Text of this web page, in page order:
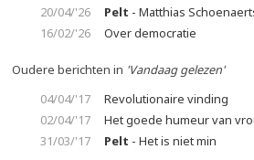
20/04/'26
Pelt - Matthias
16/02/'26
Over democratie
Oudere berichten in 'Vandaag gelezen'
04/04/'17
Revolutionaire vinding
02/04/'17
Het goede humeur van
31/03/'17
Pelt - Het is niet min